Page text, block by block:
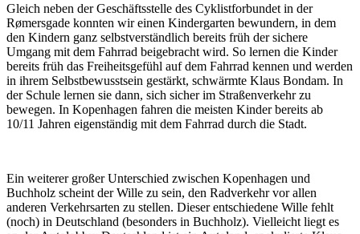
Gleich neben der Geschäftsstelle des Cyklistforbundet in der
Rømersgade konnten wir einen Kindergarten bewundern, in dem
den Kindern ganz selbstverständlich bereits früh der sichere
Umgang mit dem Fahrrad beigebracht wird. So lernen die Kinder
bereits früh das Freiheitsgefühl auf dem Fahrrad kennen und werden
in ihrem Selbstbewusstsein gestärkt, schwärmte Klaus Bondam. In
der Schule lernen sie dann, sich sicher im Straßenverkehr zu
bewegen. In Kopenhagen fahren die meisten Kinder bereits ab
10/11 Jahren eigenständig mit dem Fahrrad durch die Stadt.
Ein weiterer großer Unterschied zwischen Kopenhagen und
Buchholz scheint der Wille zu sein, den Radverkehr vor allen
anderen Verkehrsarten zu stellen. Dieser entschiedene Wille fehlt
(noch) in Deutschland (besonders in Buchholz). Vielleicht liegt es